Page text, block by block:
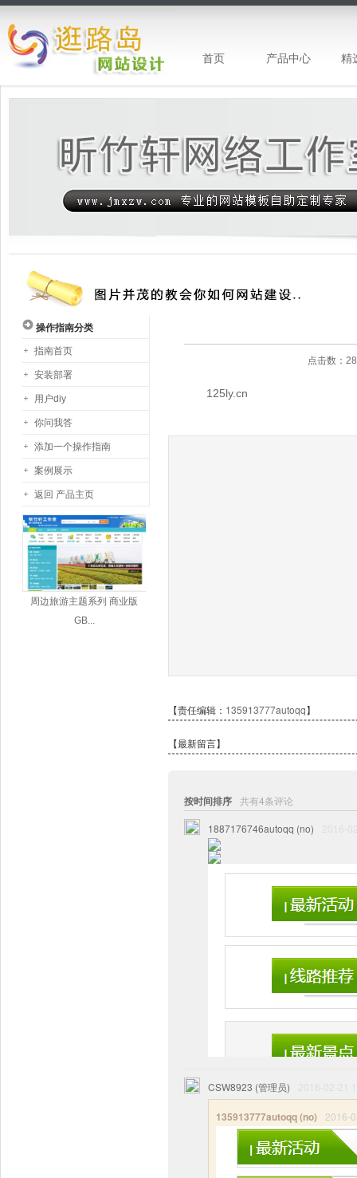
昕竹轩网站设计-专注网站建设
首页 产品中心 精
操作指南分类
指南首页
安装部署
用户diy
你问我答
添加一个操作指南
案例展示
返回 产品主页
周边旅游主题系列 商业版
GB...
点击数：
125ly.cn
【责任编辑： 135913777autoqq】
【最新留言】
按时间排序 共有4条评论
1887176746autoqq (no)
CSW8923 (管理员)
135913777autoqq (no) 2016-